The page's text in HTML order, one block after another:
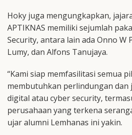
Hoky juga mengungkapkan,
APTIKNAS memiliki sejumlah
Security, antara lain ada Onno W
Lumy, dan Alfons Tanujaya.
“Kami siap memfasilitasi semua
membutuhkan perlindungan dan
digital atau cyber security,
perusahaan yang terkena
ujar alumni Lemhanas ini yakin.